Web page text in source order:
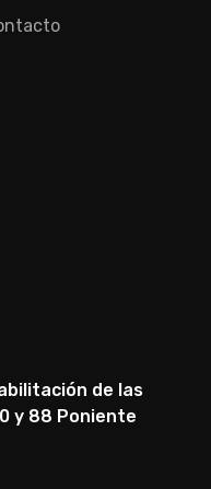
de las
y 88 Poniente